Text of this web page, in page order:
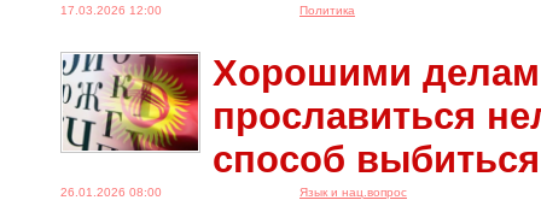
17.03.2026 12:00 Политика
Хорошими
прославиться
способ
26.01.2026 08:00 Язык и нац.вопрос